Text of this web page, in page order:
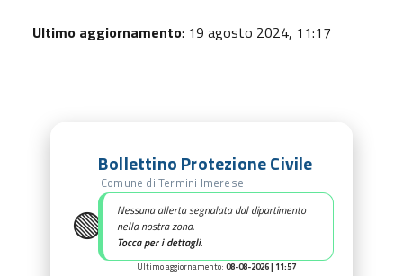
Ultimo aggiornamento: 19 agosto 2024, 11:17
🟢
Bollettino Protezione Civile
Comune di Termini Imerese
Nessuna allerta segnalata dal dipartimento
nella nostra zona.
Tocca per i dettagli.
Ultimo aggiornamento: 08-08-2026 | 11:57